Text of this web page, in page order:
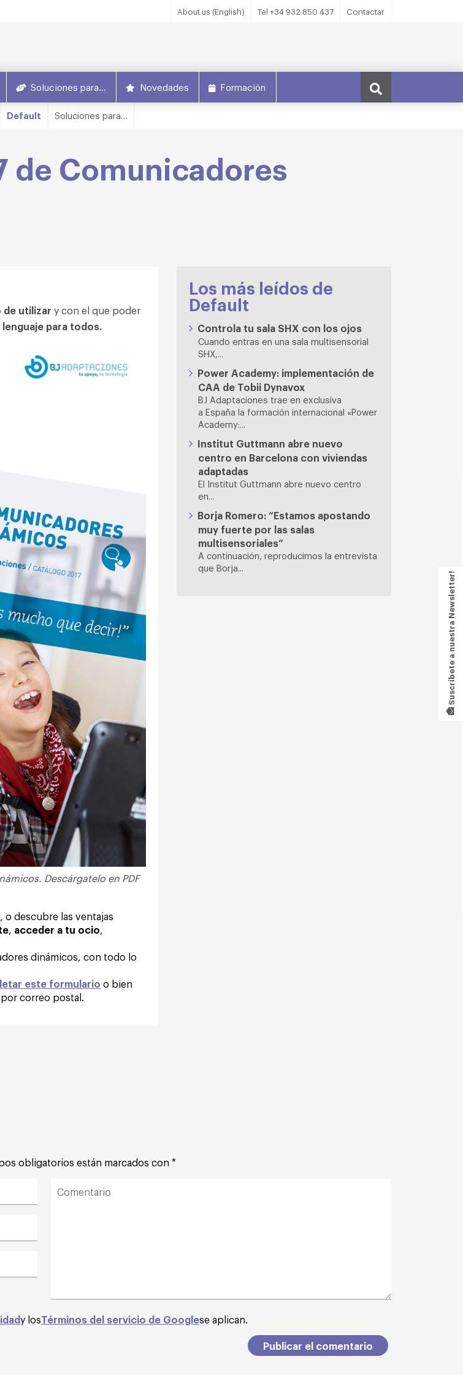
About us (English) Tel +34 932 850 437 Contactar
Soluciones para… Novedades Formación
Suscríbete a nuestra Newsletter!
Default Soluciones para…
de Comunicadores
utilizar y con el que poder
para todos.
Descárgatelo en PDF
o descubre las ventajas
, acceder a tu ocio,
dinámicos, con todo lo
este formulario o bien
correo postal.
Los más leídos de
Default
Controla tu sala SHX con los ojos
Cuando entras en una sala multisensorial
SHX,...
Power Academy: implementación de
CAA de Tobii Dynavox
BJ Adaptaciones trae en exclusiva
a España la formación internacional «Power
Academy:...
Institut Guttmann abre nuevo
centro en Barcelona con viviendas
adaptadas
El Institut Guttmann abre nuevo centro
en...
Borja Romero: “Estamos apostando
muy fuerte por las salas
multisensoriales”
A continuación, reproducimos la entrevista
que Borja...
obligatorios están marcados con *
y losTérminos del servicio de Googlese aplican.